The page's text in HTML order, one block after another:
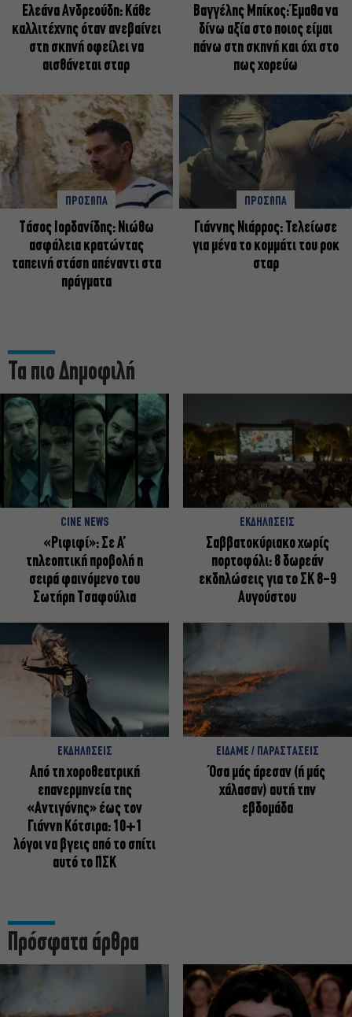
Ελεάνα Ανδρεούδη: Κάθε
καλλιτέχνης όταν ανεβαίνει
στη σκηνή οφείλει να
αισθάνεται σταρ
Βαγγέλης Μπίκος: Έμαθα να
δίνω αξία στο ποιος είμαι
πάνω στη σκηνή και όχι στο
πως χορεύω
ΠΡΟΣΩΠΑ
Tάσος Ιορδανίδης: Νιώθω
ασφάλεια κρατώντας
ταπεινή στάση απέναντι στα
πράγματα
ΠΡΟΣΩΠΑ
Γιάννης Νιάρρος: Τελείωσε
για μένα το κομμάτι του ροκ
σταρ
Τα πιο Δημοφιλή
CINE NEWS
«Ριφιφί»: Σε Α’
τηλεοπτική προβολή η
σειρά φαινόμενο του
Σωτήρη Τσαφούλια
ΕΚΔΗΛΩΣΕΙΣ
Σαββατοκύριακο χωρίς
πορτοφόλι: 8 δωρεάν
εκδηλώσεις για το ΣΚ 8-9
Αυγούστου
ΕΚΔΗΛΩΣΕΙΣ
Από τη χοροθεατρική
επανερμηνεία της
«Αντιγόνης» έως τον
Γιάννη Κότσιρα: 10+1
λόγοι να βγεις από το σπίτι
αυτό το ΠΣΚ
ΕΙΔΑΜΕ / ΠΑΡΑΣΤΑΣΕΙΣ
Όσα μάς άρεσαν (ή μάς
χάλασαν) αυτή την
εβδομάδα
Πρόσφατα άρθρα